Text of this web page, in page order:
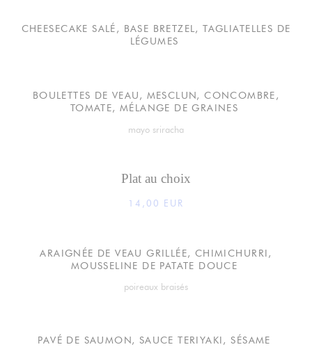
CHEESECAKE SALÉ, BASE BRETZEL, TAGLIATELLES DE
LÉGUMES
BOULETTES DE VEAU, MESCLUN, CONCOMBRE,
TOMATE, MÉLANGE DE GRAINES
mayo sriracha
Plat au choix
14,00 EUR
ARAIGNÉE DE VEAU GRILLÉE, CHIMICHURRI,
MOUSSELINE DE PATATE DOUCE
poireaux braisés
PAVÉ DE SAUMON, SAUCE TERIYAKI, SÉSAME